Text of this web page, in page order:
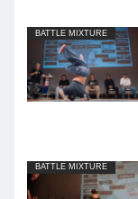
BATTLE MIXTURE
BATTLE MIXTURE